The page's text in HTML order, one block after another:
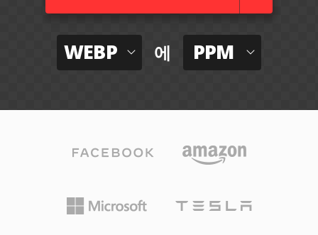
WEBP 에 PPM